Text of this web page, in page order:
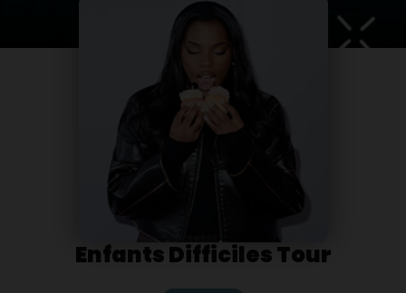
Enfants Difficiles Tour